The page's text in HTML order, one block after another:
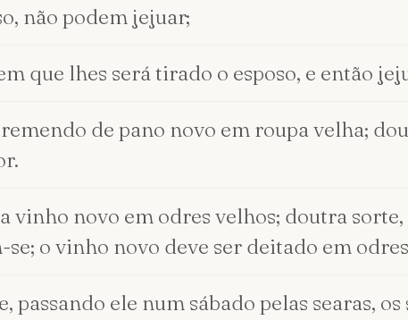
não podem jejuar;
que lhes será tirado o esposo, e então
de pano novo em roupa velha;
vinho novo em odres velhos; doutra
se; o vinho novo deve ser deitado em
passando ele num sábado pelas searas,